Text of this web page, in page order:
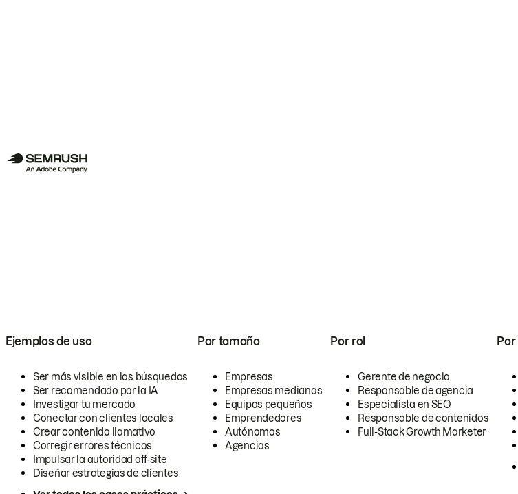
Ejemplos de uso
Ser más visible en las búsquedas
Ser recomendado por la IA
Investigar tu mercado
Conectar con clientes locales
Crear contenido llamativo
Corregir errores técnicos
Impulsar la autoridad off-site
Diseñar estrategias de clientes
Por tamaño
Empresas
Empresas medianas
Equipos pequeños
Emprendedores
Autónomos
Agencias
Por rol
Gerente de negocio
Responsable de agencia
Especialista en SEO
Responsable de contenidos
Full-Stack Growth Marketer